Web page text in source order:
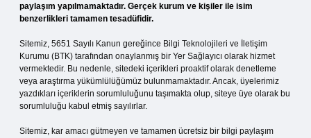
paylaşım yapılmamaktadır. Gerçek kurum ve kişiler ile isim
benzerlikleri tamamen tesadüfidir.
Sitemiz, 5651 Sayılı Kanun gereğince Bilgi Teknolojileri ve İletişim
Kurumu (BTK) tarafından onaylanmış bir Yer Sağlayıcı olarak hizmet
vermektedir. Bu nedenle, sitedeki içerikleri proaktif olarak denetleme
veya araştırma yükümlülüğümüz bulunmamaktadır. Ancak, üyelerimiz
yazdıkları içeriklerin sorumluluğunu taşımakta olup, siteye üye olarak bu
sorumluluğu kabul etmiş sayılırlar.
Sitemiz, kar amacı gütmeyen ve tamamen ücretsiz bir bilgi paylaşım